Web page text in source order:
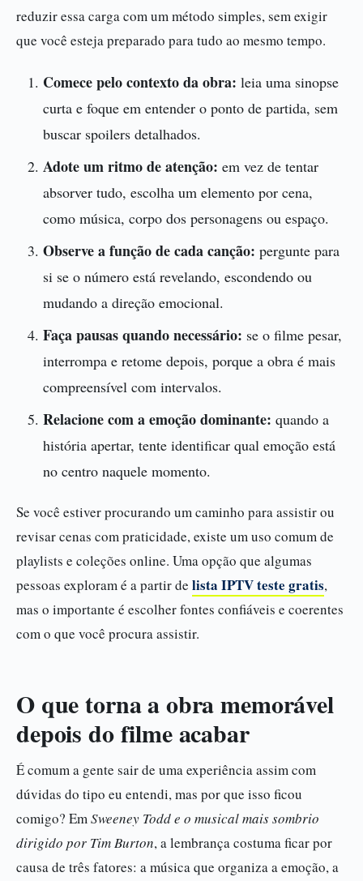
reduzir essa carga com um método simples, sem exigir
que você esteja preparado para tudo ao mesmo tempo.
Comece pelo contexto da obra: leia uma sinopse
curta e foque em entender o ponto de partida, sem
buscar spoilers detalhados.
Adote um ritmo de atenção: em vez de tentar
absorver tudo, escolha um elemento por cena,
como música, corpo dos personagens ou espaço.
Observe a função de cada canção: pergunte para
si se o número está revelando, escondendo ou
mudando a direção emocional.
Faça pausas quando necessário: se o filme pesar,
interrompa e retome depois, porque a obra é mais
compreensível com intervalos.
Relacione com a emoção dominante: quando a
história apertar, tente identificar qual emoção está
no centro naquele momento.
Se você estiver procurando um caminho para assistir ou
revisar cenas com praticidade, existe um uso comum de
playlists e coleções online. Uma opção que algumas
pessoas exploram é a partir de lista IPTV teste gratis,
mas o importante é escolher fontes confiáveis e coerentes
com o que você procura assistir.
O que torna a obra memorável
depois do filme acabar
É comum a gente sair de uma experiência assim com
dúvidas do tipo eu entendi, mas por que isso ficou
comigo? EmSweeney Todd e o musical mais sombrio
dirigido por Tim Burton, a lembrança costuma ficar por
causa de três fatores: a música que organiza a emoção, a